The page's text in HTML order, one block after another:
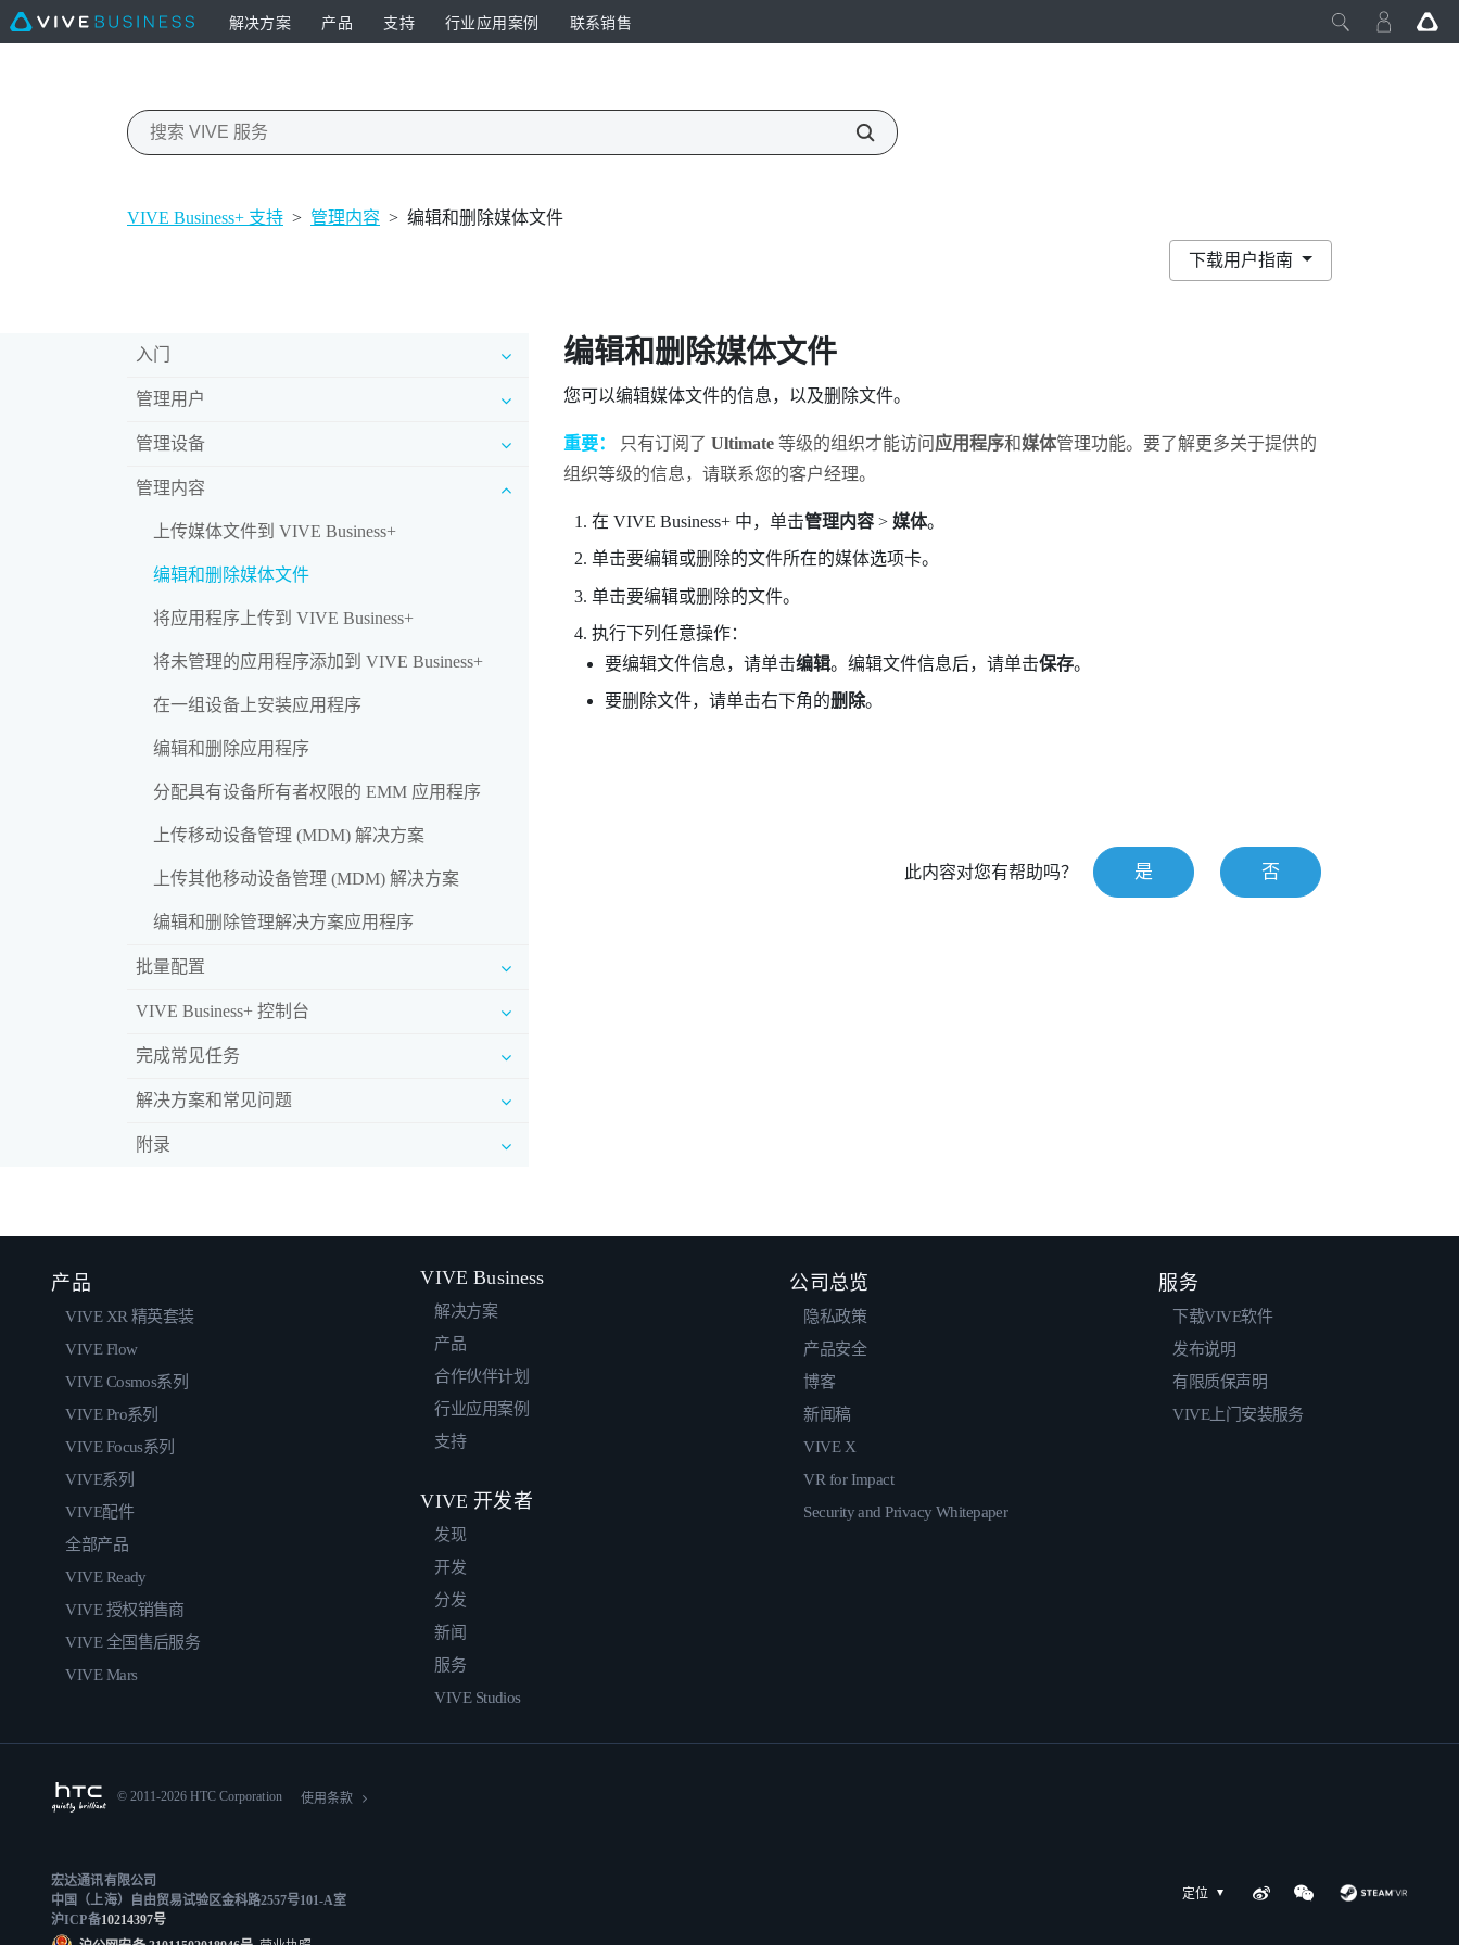
解决方案 产品 支持 行业应用案例 联系销售
VIVE Business+ 支持 > 管理内容 > 编辑和删除媒体文件
下载用户指南
入门
管理用户
管理设备
管理内容
上传媒体文件到 VIVE Business+
编辑和删除媒体文件
将应用程序上传到 VIVE Business+
将未管理的应用程序添加到 VIVE Business+
在一组设备上安装应用程序
编辑和删除应用程序
分配具有设备所有者权限的 EMM 应用程序
上传移动设备管理 (MDM) 解决方案
上传其他移动设备管理 (MDM) 解决方案
编辑和删除管理解决方案应用程序
批量配置
VIVE Business+ 控制台
完成常见任务
解决方案和常见问题
附录
编辑和删除媒体文件
您可以编辑媒体文件的信息，以及删除文件。
重要： 只有订阅了 Ultimate等级的组织才能访问 应用程序和媒体管理功能。要了解更多关于提供的
组织等级的信息，请联系您的客户经理。
在 VIVE Business+中，单击管理内容> 媒体。
单击要编辑或删除的文件所在的媒体选项卡。
单击要编辑或删除的文件。
执行下列任意操作：
要编辑文件信息，请单击编辑。编辑文件信息后，请单击保存。
要删除文件，请单击右下角的删除。
此内容对您有帮助吗？ 是 否
产品
VIVE XR 精英套装
VIVE Flow
VIVE Cosmos系列
VIVE Pro系列
VIVE Focus系列
VIVE系列
VIVE配件
全部产品
VIVE Ready
VIVE 授权销售商
VIVE 全国售后服务
VIVE Mars
VIVE Business
解决方案
产品
合作伙伴计划
行业应用案例
支持
VIVE 开发者
发现
开发
分发
新闻
服务
VIVE Studios
公司总览
隐私政策
产品安全
博客
新闻稿
VIVE X
VR for Impact
Security and Privacy Whitepaper
服务
下载VIVE软件
发布说明
有限质保声明
VIVE上门安装服务
定位
© 2011-2026 HTC Corporation 使用条款
宏达通讯有限公司
中国（上海）自由贸易试验区金科路2557号101-A室
沪ICP备10214397号